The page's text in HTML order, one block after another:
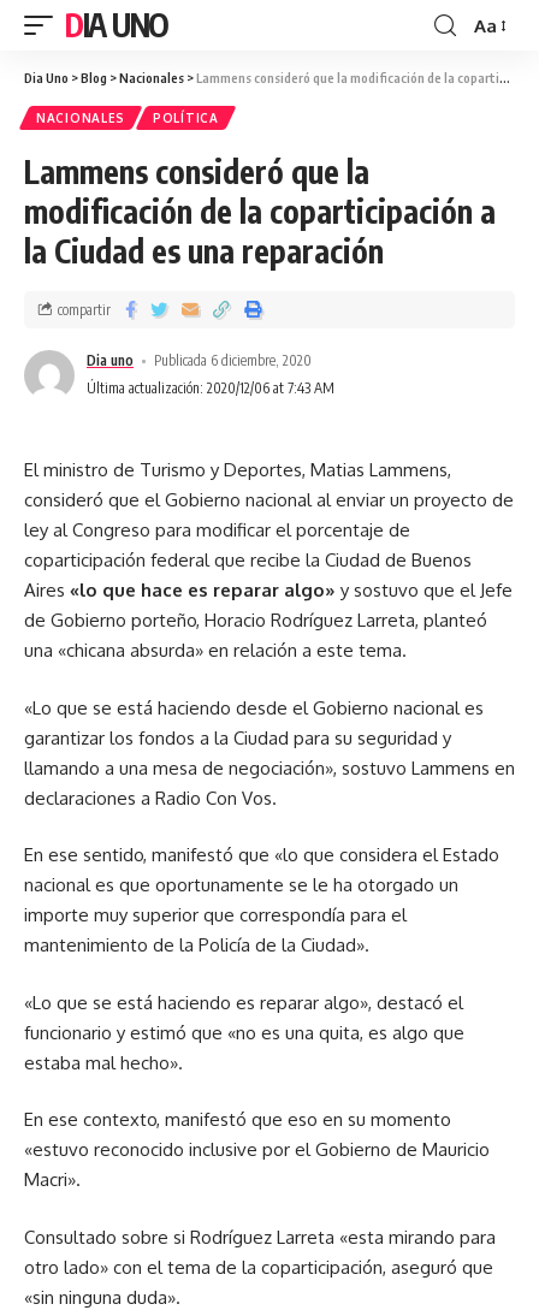
DIA UNO Aa
Dia Uno >Blog >Nacionales >Lammens consideró que la modificación de la coparticipación a la Ciudad es una reparación
NACIONALES POLÍTICA
Lammens consideró que la
modificación de la coparticipación a
la Ciudad es una reparación
Última actualización: 2020/12/06 at 7:43 AM
Dia uno Publicada 6 diciembre, 2020
compartir
El ministro de Turismo y Deportes, Matias Lammens,
consideró que el Gobierno nacional al enviar un proyecto de
ley al Congreso para modificar el porcentaje de
coparticipación federal que recibe la Ciudad de Buenos
Aires «lo que hace es reparar algo» y sostuvo que el Jefe
de Gobierno porteño, Horacio Rodríguez Larreta, planteó
una «chicana absurda» en relación a este tema.
«Lo que se está haciendo desde el Gobierno nacional es
garantizar los fondos a la Ciudad para su seguridad y
llamando a una mesa de negociación», sostuvo Lammens en
declaraciones a Radio Con Vos.
En ese sentido, manifestó que «lo que considera el Estado
nacional es que oportunamente se le ha otorgado un
importe muy superior que correspondía para el
mantenimiento de la Policía de la Ciudad».
«Lo que se está haciendo es reparar algo», destacó el
funcionario y estimó que «no es una quita, es algo que
estaba mal hecho».
En ese contexto, manifestó que eso en su momento
«estuvo reconocido inclusive por el Gobierno de Mauricio
Macri».
Consultado sobre si Rodríguez Larreta «esta mirando para
otro lado» con el tema de la coparticipación, aseguró que
«sin ninguna duda».